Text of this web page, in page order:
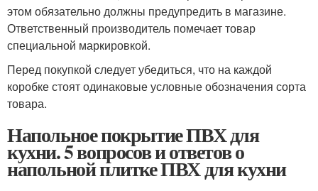
этом обязательно должны предупредить в магазине.
Ответственный производитель помечает товар
специальной маркировкой.
Перед покупкой следует убедиться, что на каждой
коробке стоят одинаковые условные обозначения сорта
товара.
Напольное покрытие ПВХ для
кухни. 5 вопросов и ответов о
напольной плитке ПВХ для кухни